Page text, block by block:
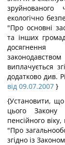
зруйнованого
екологічно
"Про основні
та інших
досягнення
виплачується
додатково див.
від 09.07.2007 }
{Установити, що
цього Закону
пенсійного
"Про
згідно із Законом